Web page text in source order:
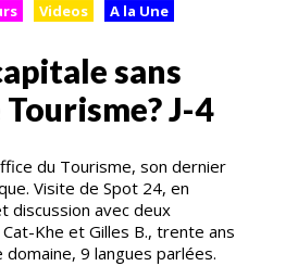
Videos A la Une
sans
J-4
du Tourisme, son dernier
Visite de Spot 24, en
discussion avec deux
Khe et Gilles B., trente ans
9 langues parlées.